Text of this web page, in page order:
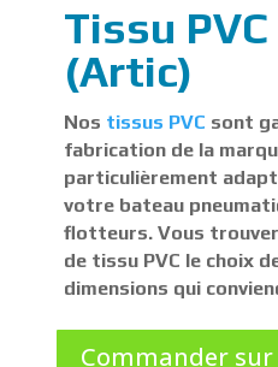
Tissu
(Artic)
Nos tissus PVC sont
fabrication de la
particulièrement
votre bateau
flotteurs. Vous
de tissu PVC le choix
dimensions qui
Commander